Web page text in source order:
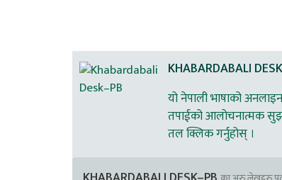
KHABARDABALI
यो नेपाली भाषाको
तपाईको आलोचनात्मक
तल क्लिक गर्नुहोस् ।